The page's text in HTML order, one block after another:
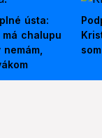
ústa:
chalupu